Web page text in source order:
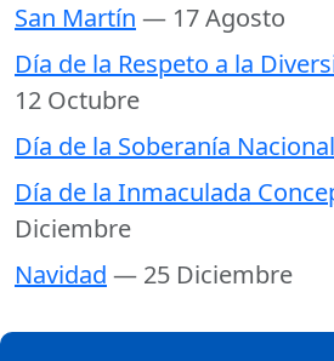
San Martín — 17 Agosto
Día de la Respeto a la
12 Octubre
Día de la Soberanía Nacional
Día de la Inmaculada
Diciembre
Navidad — 25 Diciembre